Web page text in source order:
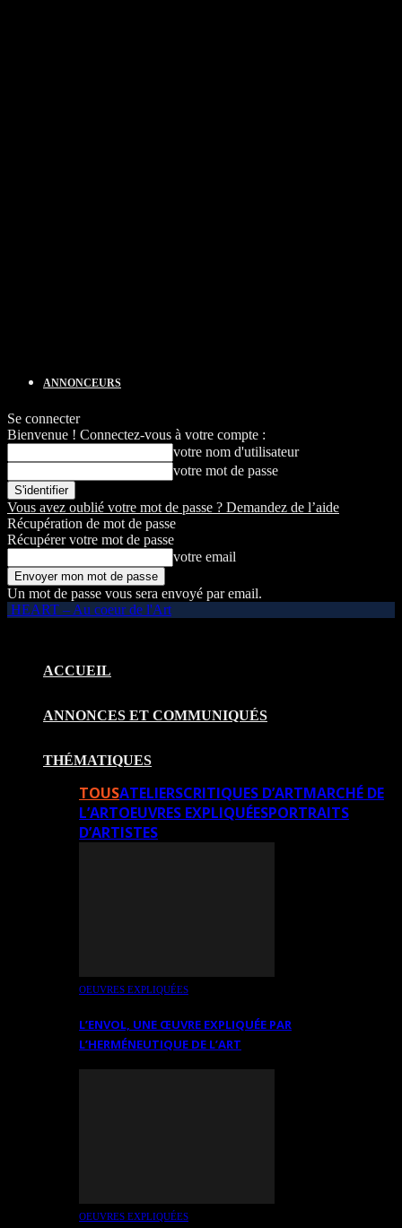
ANNONCEURS
Se connecter
Bienvenue ! Connectez-vous à votre compte :
votre nom d'utilisateur
votre mot de passe
Vous avez oublié votre mot de passe ? Demandez de l’aide
Récupération de mot de passe
Récupérer votre mot de passe
votre email
Un mot de passe vous sera envoyé par email.
HEART – Au coeur de l'Art
ACCUEIL
ANNONCES ET COMMUNIQUÉS
THÉMATIQUES
TOUSATELIERSCRITIQUES D’ARTMARCHÉ DE
L’ARTOEUVRES EXPLIQUÉESPORTRAITS
D’ARTISTES
OEUVRES EXPLIQUÉES
L’ENVOL, UNE ŒUVRE EXPLIQUÉE PAR
L’HERMÉNEUTIQUE DE L’ART
OEUVRES EXPLIQUÉES